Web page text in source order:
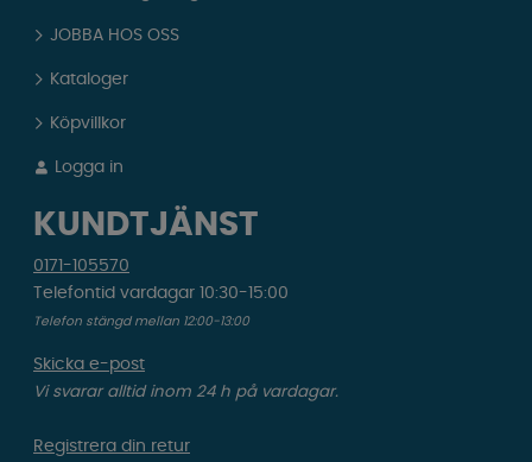
JOBBA HOS OSS
Kataloger
Köpvillkor
Logga in
KUNDTJÄNST
0171-105570
Telefontid vardagar 10:30-15:00
Telefon stängd mellan 12:00-13:00
Skicka e-post
Vi svarar alltid inom 24 h på vardagar.
Registrera din retur